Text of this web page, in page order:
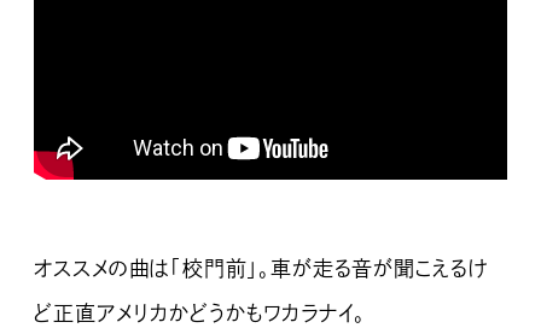
オススメの曲は「校門前」。車が走る音が聞こえるけ
ど正直アメリカかどうかもワカラナイ。